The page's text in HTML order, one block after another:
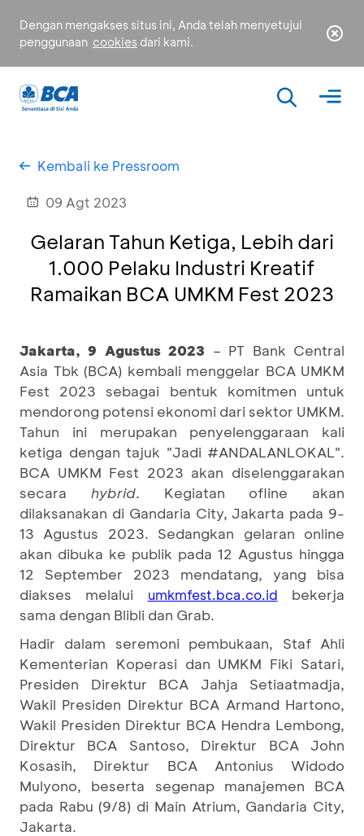
Dengan mengakses situs ini, Anda telah menyetujui
penggunaan cookies dari kami.
Kembali ke Pressroom
09 Agt 2023
Gelaran Tahun Ketiga, Lebih dari
1.000 Pelaku Industri Kreatif
Ramaikan BCA UMKM Fest 2023
Jakarta, 9 Agustus 2023 – PT Bank Central
Asia Tbk (BCA) kembali menggelar BCA UMKM
Fest 2023 sebagai bentuk komitmen untuk
mendorong potensi ekonomi dari sektor UMKM.
Tahun ini merupakan penyelenggaraan kali
ketiga dengan tajuk "Jadi #ANDALANLOKAL".
BCA UMKM Fest 2023 akan diselenggarakan
secara hybrid. Kegiatan ofline akan
dilaksanakan di Gandaria City, Jakarta pada 9-
13 Agustus 2023. Sedangkan gelaran online
akan dibuka ke publik pada 12 Agustus hingga
12 September 2023 mendatang, yang bisa
diakses melalui umkmfest.bca.co.id bekerja
sama dengan Blibli dan Grab.
Hadir dalam seremoni pembukaan, Staf Ahli
Kementerian Koperasi dan UMKM Fiki Satari,
Presiden Direktur BCA Jahja Setiaatmadja,
Wakil Presiden Direktur BCA Armand Hartono,
Wakil Presiden Direktur BCA Hendra Lembong,
Direktur BCA Santoso, Direktur BCA John
Kosasih, Direktur BCA Antonius Widodo
Mulyono, beserta segenap manajemen BCA
pada Rabu (9/8) di Main Atrium, Gandaria City,
Jakarta.